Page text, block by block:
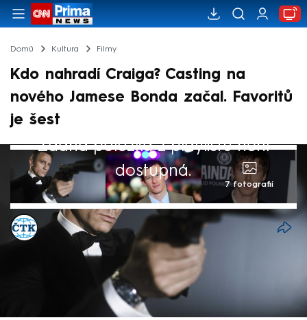
Domů Kultura Filmy
Kdo nahradí Craiga? Casting na
nového Jamese Bonda začal. Favoritů
je šest
Žádná položka z playlistu není
dostupná.
7 fotografií
ČTK
16. kvě 2026, 07:52
Po letech čekání a spekulací o tom, kdo v
roli agenta 007 nahradí Daniela Craiga,
začaly castingy na příštího Jamese Bonda.